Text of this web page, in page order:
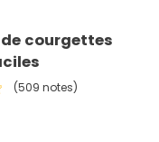
courgettes
(509 notes)